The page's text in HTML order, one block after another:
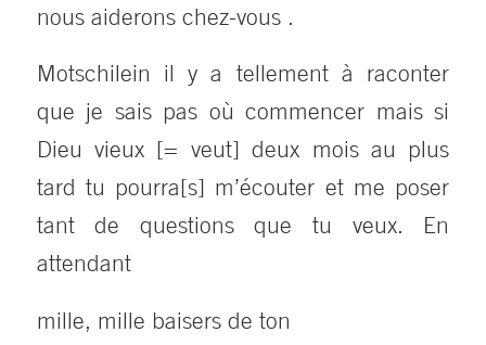
nous aiderons chez-vous .
Motschilein il y a tellement à raconter
que je sais pas où commencer mais si
Dieu vieux [= veut] deux mois au plus
tard tu pourra[s] m’écouter et me poser
tant de questions que tu veux. En
attendant
mille, mille baisers de ton